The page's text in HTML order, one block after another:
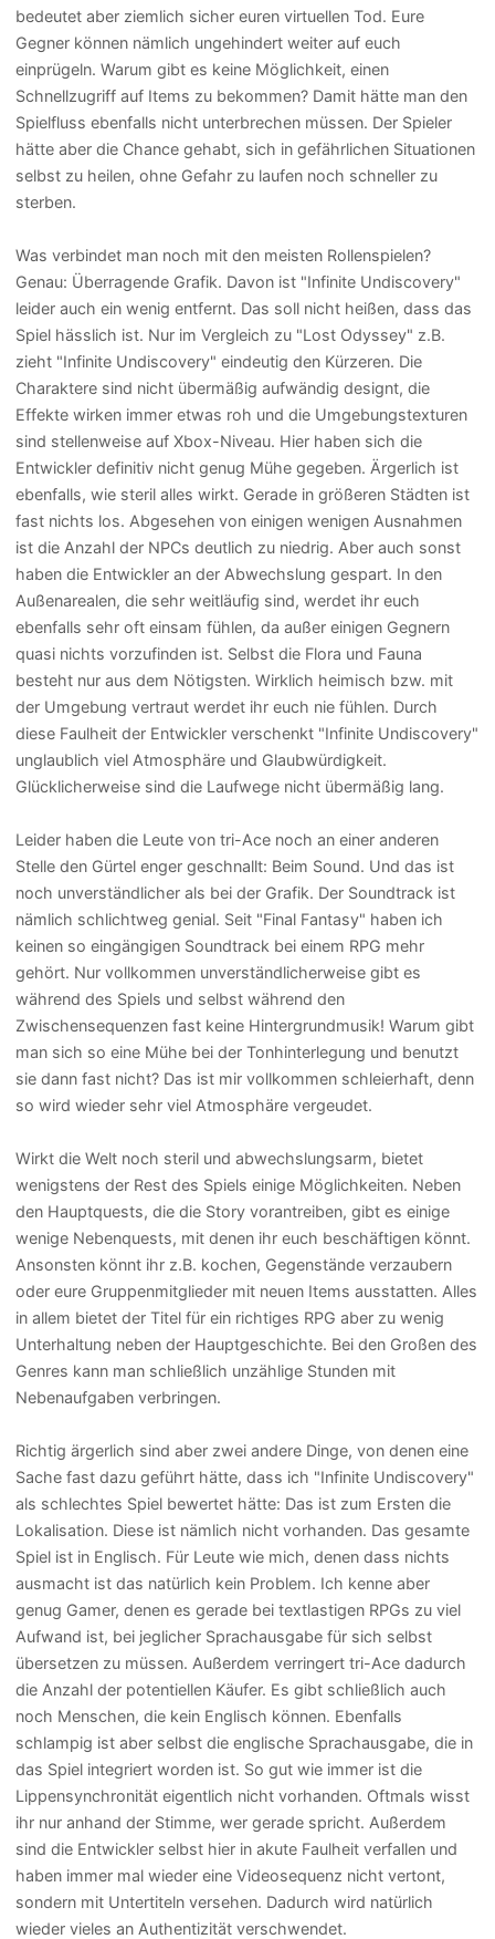
bedeutet aber ziemlich sicher euren virtuellen Tod. Eure
Gegner können nämlich ungehindert weiter auf euch
einprügeln. Warum gibt es keine Möglichkeit, einen
Schnellzugriff auf Items zu bekommen? Damit hätte man den
Spielfluss ebenfalls nicht unterbrechen müssen. Der Spieler
hätte aber die Chance gehabt, sich in gefährlichen Situationen
selbst zu heilen, ohne Gefahr zu laufen noch schneller zu
sterben.
Was verbindet man noch mit den meisten Rollenspielen?
Genau: Überragende Grafik. Davon ist "Infinite Undiscovery"
leider auch ein wenig entfernt. Das soll nicht heißen, dass das
Spiel hässlich ist. Nur im Vergleich zu "Lost Odyssey" z.B.
zieht "Infinite Undiscovery" eindeutig den Kürzeren. Die
Charaktere sind nicht übermäßig aufwändig designt, die
Effekte wirken immer etwas roh und die Umgebungstexturen
sind stellenweise auf Xbox-Niveau. Hier haben sich die
Entwickler definitiv nicht genug Mühe gegeben. Ärgerlich ist
ebenfalls, wie steril alles wirkt. Gerade in größeren Städten ist
fast nichts los. Abgesehen von einigen wenigen Ausnahmen
ist die Anzahl der NPCs deutlich zu niedrig. Aber auch sonst
haben die Entwickler an der Abwechslung gespart. In den
Außenarealen, die sehr weitläufig sind, werdet ihr euch
ebenfalls sehr oft einsam fühlen, da außer einigen Gegnern
quasi nichts vorzufinden ist. Selbst die Flora und Fauna
besteht nur aus dem Nötigsten. Wirklich heimisch bzw. mit
der Umgebung vertraut werdet ihr euch nie fühlen. Durch
diese Faulheit der Entwickler verschenkt "Infinite Undiscovery"
unglaublich viel Atmosphäre und Glaubwürdigkeit.
Glücklicherweise sind die Laufwege nicht übermäßig lang.
Leider haben die Leute von tri-Ace noch an einer anderen
Stelle den Gürtel enger geschnallt: Beim Sound. Und das ist
noch unverständlicher als bei der Grafik. Der Soundtrack ist
nämlich schlichtweg genial. Seit "Final Fantasy" haben ich
keinen so eingängigen Soundtrack bei einem RPG mehr
gehört. Nur vollkommen unverständlicherweise gibt es
während des Spiels und selbst während den
Zwischensequenzen fast keine Hintergrundmusik! Warum gibt
man sich so eine Mühe bei der Tonhinterlegung und benutzt
sie dann fast nicht? Das ist mir vollkommen schleierhaft, denn
so wird wieder sehr viel Atmosphäre vergeudet.
Wirkt die Welt noch steril und abwechslungsarm, bietet
wenigstens der Rest des Spiels einige Möglichkeiten. Neben
den Hauptquests, die die Story vorantreiben, gibt es einige
wenige Nebenquests, mit denen ihr euch beschäftigen könnt.
Ansonsten könnt ihr z.B. kochen, Gegenstände verzaubern
oder eure Gruppenmitglieder mit neuen Items ausstatten. Alles
in allem bietet der Titel für ein richtiges RPG aber zu wenig
Unterhaltung neben der Hauptgeschichte. Bei den Großen des
Genres kann man schließlich unzählige Stunden mit
Nebenaufgaben verbringen.
Richtig ärgerlich sind aber zwei andere Dinge, von denen eine
Sache fast dazu geführt hätte, dass ich "Infinite Undiscovery"
als schlechtes Spiel bewertet hätte: Das ist zum Ersten die
Lokalisation. Diese ist nämlich nicht vorhanden. Das gesamte
Spiel ist in Englisch. Für Leute wie mich, denen dass nichts
ausmacht ist das natürlich kein Problem. Ich kenne aber
genug Gamer, denen es gerade bei textlastigen RPGs zu viel
Aufwand ist, bei jeglicher Sprachausgabe für sich selbst
übersetzen zu müssen. Außerdem verringert tri-Ace dadurch
die Anzahl der potentiellen Käufer. Es gibt schließlich auch
noch Menschen, die kein Englisch können. Ebenfalls
schlampig ist aber selbst die englische Sprachausgabe, die in
das Spiel integriert worden ist. So gut wie immer ist die
Lippensynchronität eigentlich nicht vorhanden. Oftmals wisst
ihr nur anhand der Stimme, wer gerade spricht. Außerdem
sind die Entwickler selbst hier in akute Faulheit verfallen und
haben immer mal wieder eine Videosequenz nicht vertont,
sondern mit Untertiteln versehen. Dadurch wird natürlich
wieder vieles an Authentizität verschwendet.